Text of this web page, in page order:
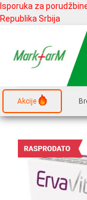
Isporuka za
Republika Srbija
Akcije